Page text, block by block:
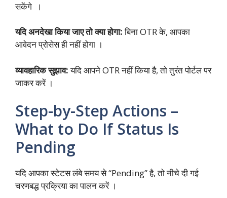
सकेंगे ।
यदि अनदेखा किया जाए तो क्या होगा:बिना OTR के, आपका
आवेदन प्रोसेस ही नहीं होगा ।
व्यावहारिक सुझाव:यदि आपने OTR नहीं किया है, तो तुरंत पोर्टल पर
जाकर करें ।
Step-by-Step Actions –
What to Do If Status Is
Pending
यदि आपका स्टेटस लंबे समय से “Pending” है, तो नीचे दी गई
चरणबद्ध प्रक्रिया का पालन करें ।